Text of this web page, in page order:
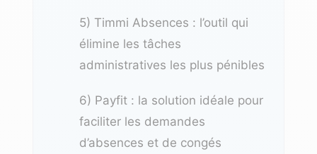
5) Timmi Absences : l’outil qui
élimine les tâches
administratives les plus pénibles
6) Payfit : la solution idéale pour
faciliter les demandes
d’absences et de congés